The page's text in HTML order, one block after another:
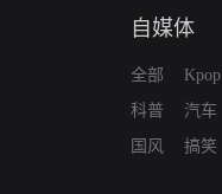
自媒体
全部
科普
国风
Kpop
汽车
搞笑